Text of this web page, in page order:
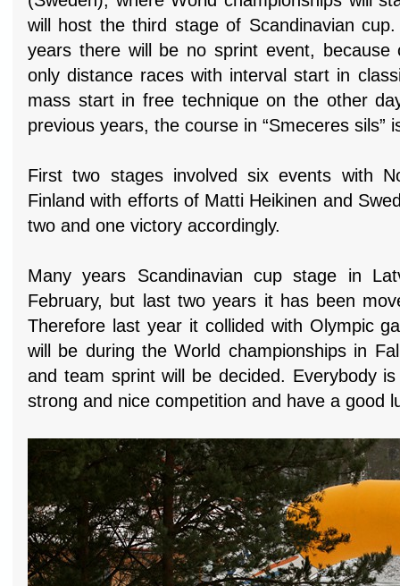
will host the third stage of Scandinavian
years there will be no sprint event, because
only distance races with interval start in
mass start in free technique on the other
previous years, the course in “Smeceres sils”
First two stages involved six events with
Finland with efforts of Matti Heikinen and
two and one victory accordingly.
Many years Scandinavian cup stage in
February, but last two years it has been
Therefore last year it collided with Olympic
will be during the World championships in
and team sprint will be decided. Everybody
strong and nice competition and have a good